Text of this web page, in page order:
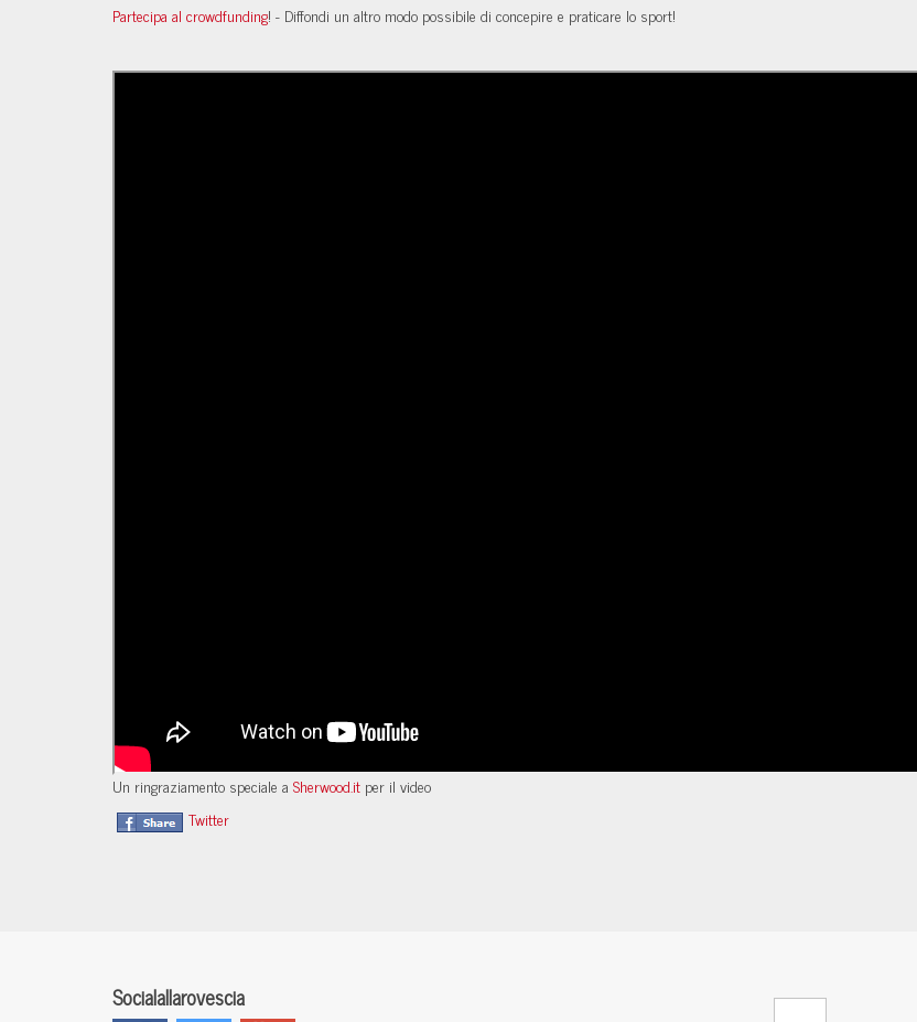
Partecipa al crowdfunding! - Diffondi un altro modo possibile di concepire e praticare lo sport!
Un ringraziamento speciale a Sherwood.it per il video
Twitter
Socialallarovescia